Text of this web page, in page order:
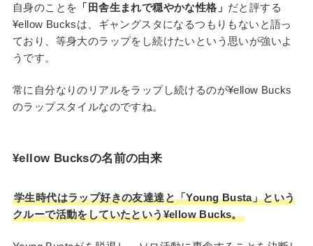
自身のことを 「田舎生まれで穏やかな性格」 だと評する
¥ellow Bucksは、ギャングスタになるつもりもないと語っ
ており、等身大のラップをし続けたいという思いが強いよ
うです。
常に自分なりのリアルをラップし続けるのが¥ellow Bucks
のラップスタイルなのですね。
¥ellow Bucksの名前の由来
学生時代はラップ好きの友達達と「Young Busta」という
クルーで活動をしていたという¥ellow Bucks。